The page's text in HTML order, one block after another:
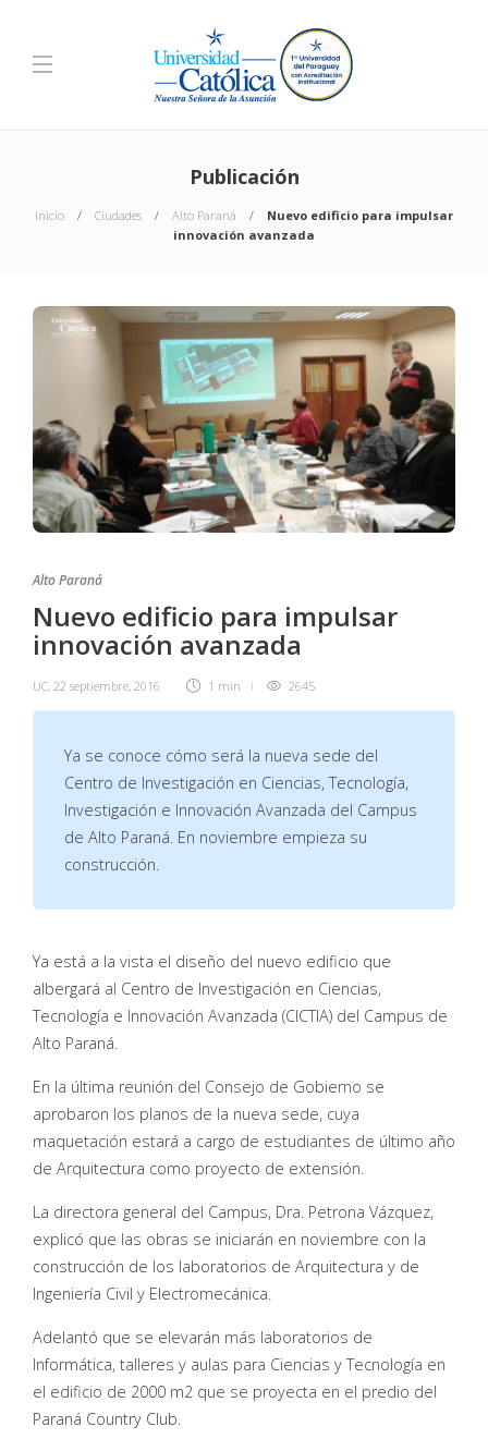
Publicación
Inicio Ciudades Alto Paraná
Nuevo edificio para impulsar
innovación avanzada
Alto Paraná
Nuevo edificio para impulsar
innovación avanzada
UC, 22 septiembre, 2016 1 min 2645
Ya se conoce cómo será la nueva sede del
Centro de Investigación en Ciencias, Tecnología,
Investigación e Innovación Avanzada del Campus
de Alto Paraná. En noviembre empieza su
construcción.
Ya está a la vista el diseño del nuevo edificio que
albergará al Centro de Investigación en Ciencias,
Tecnología e Innovación Avanzada (CICTIA) del Campus de
Alto Paraná.
En la última reunión del Consejo de Gobierno se
aprobaron los planos de la nueva sede, cuya
maquetación estará a cargo de estudiantes de último año
de Arquitectura como proyecto de extensión.
La directora general del Campus, Dra. Petrona Vázquez,
explicó que las obras se iniciarán en noviembre con la
construcción de los laboratorios de Arquitectura y de
Ingeniería Civil y Electromecánica.
Adelantó que se elevarán más laboratorios de
Informática, talleres y aulas para Ciencias y Tecnología en
el edificio de 2000 m2 que se proyecta en el predio del
Paraná Country Club.